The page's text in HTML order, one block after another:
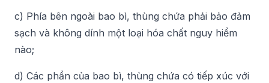
c) Phía bên ngoài bao bì, thùng chứa phải bảo đảm
sạch và không dính một loại hóa chất nguy hiểm
nào;
d) Các phần của bao bì, thùng chứa có tiếp xúc với